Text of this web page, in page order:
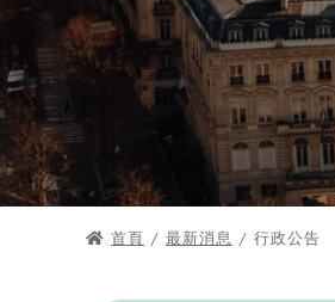
首頁 / 最新消息 / 行政公告